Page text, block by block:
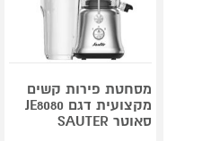
מסחטת פירות קשים
מקצועית דגם JE8080
סאוטר SAUTER